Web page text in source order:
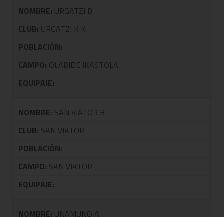
NOMBRE: URGATZI B
CLUB: URGATZI K K
POBLACIÓN:
CAMPO: OLABIDE IKASTOLA
EQUIPAJE:
NOMBRE: SAN VIATOR B
CLUB: SAN VIATOR
POBLACIÓN:
CAMPO: SAN VIATOR
EQUIPAJE:
NOMBRE: UNAMUNO A